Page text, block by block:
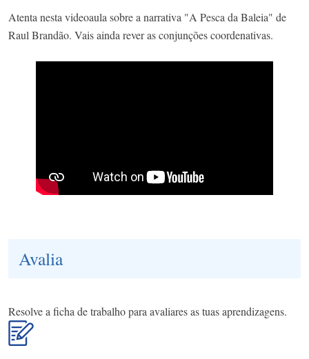
Atenta nesta videoaula sobre a narrativa "A Pesca da Baleia" de
Raul Brandão. Vais ainda rever as conjunções coordenativas.
Avalia
Resolve a ficha de trabalho para avaliares as tuas aprendizagens.